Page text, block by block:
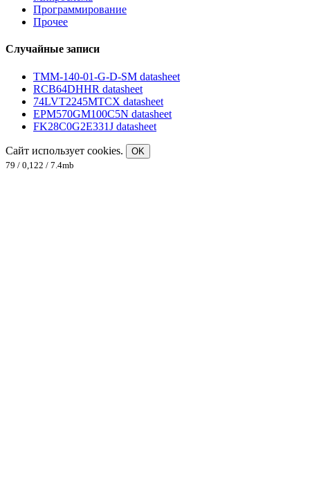
Программирование
Прочее
Случайные записи
TMM-140-01-G-D-SM datasheet
RCB64DHHR datasheet
74LVT2245MTCX datasheet
EPM570GM100C5N datasheet
FK28C0G2E331J datasheet
Сайт использует cookies.
OK
79 / 0,122 / 7.4mb